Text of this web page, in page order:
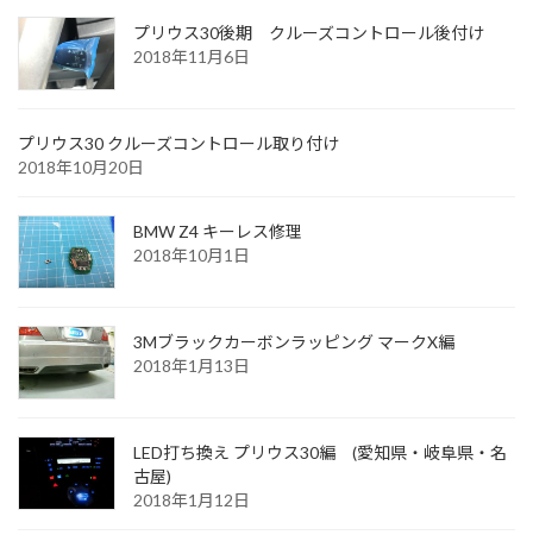
プリウス30後期 クルーズコントロール後付け
2018年11月6日
プリウス30 クルーズコントロール取り付け
2018年10月20日
BMW Z4 キーレス修理
2018年10月1日
3Mブラックカーボンラッピング マークX編
2018年1月13日
LED打ち換え プリウス30編 (愛知県・岐阜県・名
古屋)
2018年1月12日